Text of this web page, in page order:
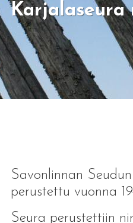
Karjalaseura
Savonlinnan
perustettu vuonna
Seura perustettiin